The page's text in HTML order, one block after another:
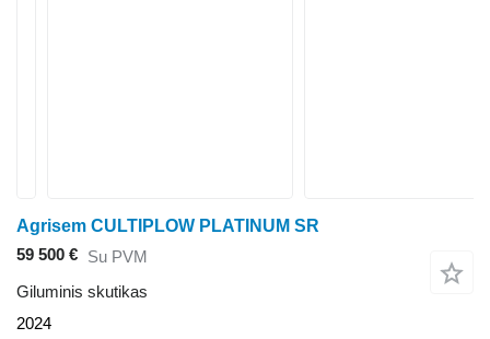
Agrisem CULTIPLOW PLATINUM SR
59 500 € Su PVM
Giluminis skutikas
2024